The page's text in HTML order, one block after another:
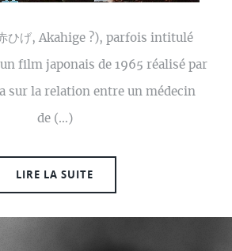
ひげ, Akahige ?), parfois intitulé
film japonais de 1965 réalisé par
sur la relation entre un médecin
de (…)
LIRE LA SUITE